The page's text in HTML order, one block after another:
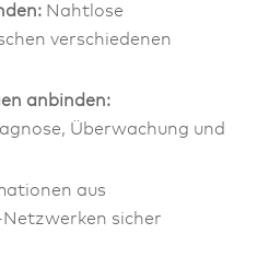
Nahtlose
verschiedenen
anbinden:
Überwachung und
aus
sicher